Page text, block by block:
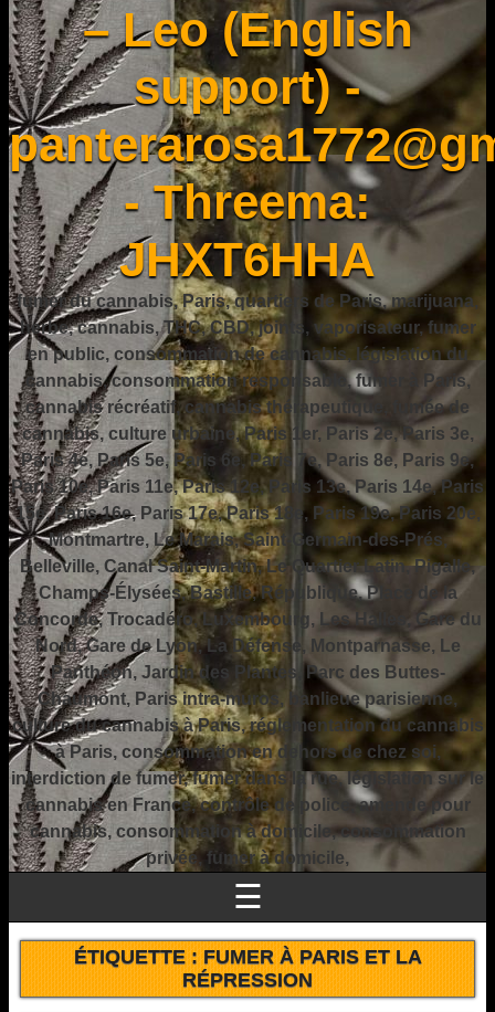
– Leo (English
support) -
- Threema:
JHXT6HHA
fumer du cannabis, Paris, quartiers de Paris, marijuana,
herbe, cannabis, THC, CBD, joints, vaporisateur, fumer
en public, consommation de cannabis, législation du
cannabis, consommation responsable, fumer à Paris,
cannabis récréatif, cannabis thérapeutique, fumée de
cannabis, culture urbaine, Paris 1er, Paris 2e, Paris 3e,
Paris 4e, Paris 5e, Paris 6e, Paris 7e, Paris 8e, Paris 9e,
Paris 10e, Paris 11e, Paris 12e, Paris 13e, Paris 14e, Paris
15e, Paris 16e, Paris 17e, Paris 18e, Paris 19e, Paris 20e,
Montmartre, Le Marais, Saint-Germain-des-Prés,
Belleville, Canal Saint-Martin, Le Quartier Latin, Pigalle,
Champs-Élysées, Bastille, République, Place de la
Concorde, Trocadéro, Luxembourg, Les Halles, Gare du
Nord, Gare de Lyon, La Défense, Montparnasse, Le
Panthéon, Jardin des Plantes, Parc des Buttes-
Chaumont, Paris intra-muros, banlieue parisienne,
culture du cannabis à Paris, réglementation du cannabis
à Paris, consommation en dehors de chez soi,
interdiction de fumer, fumer dans la rue, législation sur le
cannabis en France, contrôle de police, amende pour
cannabis, consommation à domicile, consommation
privée, fumer à domicile,
☰
ÉTIQUETTE :FUMER À PARIS ET LA
RÉPRESSION